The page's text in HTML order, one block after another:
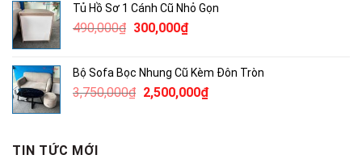
2,300,000₫.là:
Tủ Hồ Sơ 1 Cánh Cũ Nhỏ Gọn
490,000₫ Giá
490,000₫.
300,000₫Giá
là:
300,000₫.
Bộ Sofa Bọc Nhung Cũ Kèm Đôn Tròn
3,750,000₫ Giá
2,500,000₫Giá
TIN TỨC MỚI